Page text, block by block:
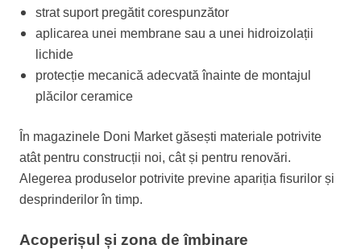
strat suport pregătit corespunzător
aplicarea unei membrane sau a unei hidroizolații
lichide
protecție mecanică adecvată înainte de montajul
plăcilor ceramice
În magazinele Doni Market găsești materiale potrivite
atât pentru construcții noi, cât și pentru renovări.
Alegerea produselor potrivite previne apariția fisurilor și
desprinderilor în timp.
Acoperișul și zona de îmbinare